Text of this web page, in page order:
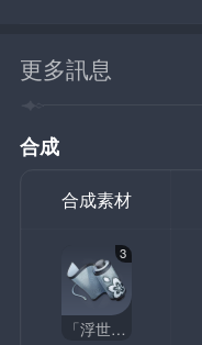
更多訊息
合成
合成素材
3
「浮世」的指引